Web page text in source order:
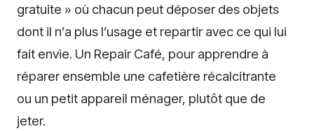
gratuite » où chacun peut déposer des objets
dont il n’a plus l’usage et repartir avec ce qui lui
fait envie. Un Repair Café, pour apprendre à
réparer ensemble une cafetière récalcitrante
ou un petit appareil ménager, plutôt que de
jeter.